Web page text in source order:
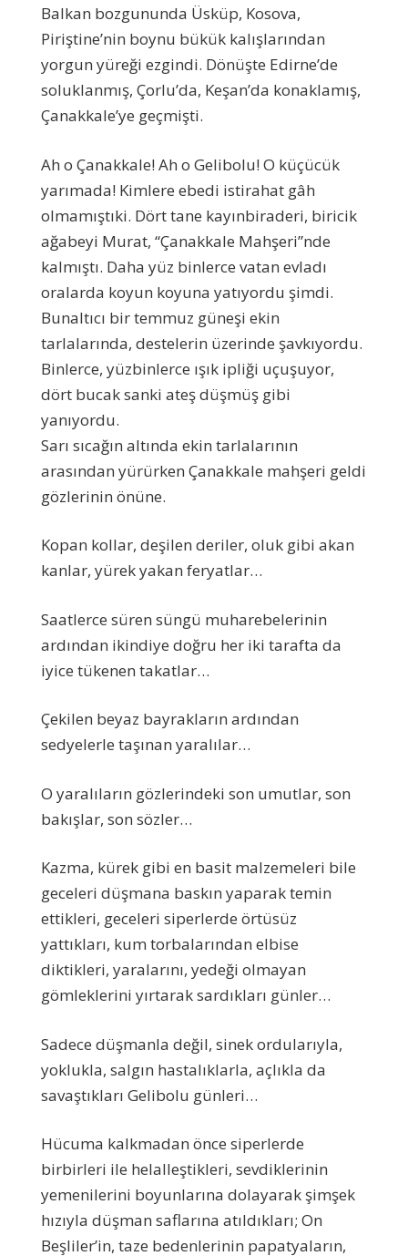
Balkan bozgununda Üsküp, Kosova,
Piriştine’nin boynu bükük kalışlarından
yorgun yüreği ezgindi. Dönüşte Edirne’de
soluklanmış, Çorlu’da, Keşan’da konaklamış,
Çanakkale’ye geçmişti.
Ah o Çanakkale! Ah o Gelibolu! O küçücük
yarımada! Kimlere ebedi istirahat gâh
olmamıştıki. Dört tane kayınbiraderi, biricik
ağabeyi Murat, “Çanakkale Mahşeri”nde
kalmıştı. Daha yüz binlerce vatan evladı
oralarda koyun koyuna yatıyordu şimdi.
Bunaltıcı bir temmuz güneşi ekin
tarlalarında, destelerin üzerinde şavkıyordu.
Binlerce, yüzbinlerce ışık ipliği uçuşuyor,
dört bucak sanki ateş düşmüş gibi
yanıyordu.
Sarı sıcağın altında ekin tarlalarının
arasından yürürken Çanakkale mahşeri geldi
gözlerinin önüne.
Kopan kollar, deşilen deriler, oluk gibi akan
kanlar, yürek yakan feryatlar…
Saatlerce süren süngü muharebelerinin
ardından ikindiye doğru her iki tarafta da
iyice tükenen takatlar…
Çekilen beyaz bayrakların ardından
sedyelerle taşınan yaralılar…
O yaralıların gözlerindeki son umutlar, son
bakışlar, son sözler…
Kazma, kürek gibi en basit malzemeleri bile
geceleri düşmana baskın yaparak temin
ettikleri, geceleri siperlerde örtüsüz
yattıkları, kum torbalarından elbise
diktikleri, yaralarını, yedeği olmayan
gömleklerini yırtarak sardıkları günler…
Sadece düşmanla değil, sinek ordularıyla,
yoklukla, salgın hastalıklarla, açlıkla da
savaştıkları Gelibolu günleri…
Hücuma kalkmadan önce siperlerde
birbirleri ile helalleştikleri, sevdiklerinin
yemenilerini boyunlarına dolayarak şimşek
hızıyla düşman saflarına atıldıkları; On
Beşliler’in, taze bedenlerinin papatyaların,